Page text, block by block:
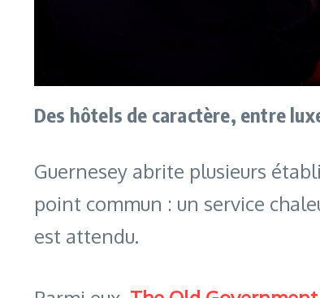
Des hôtels de caractère, entre
Guernesey abrite plusieurs
point commun : un service
est attendu.